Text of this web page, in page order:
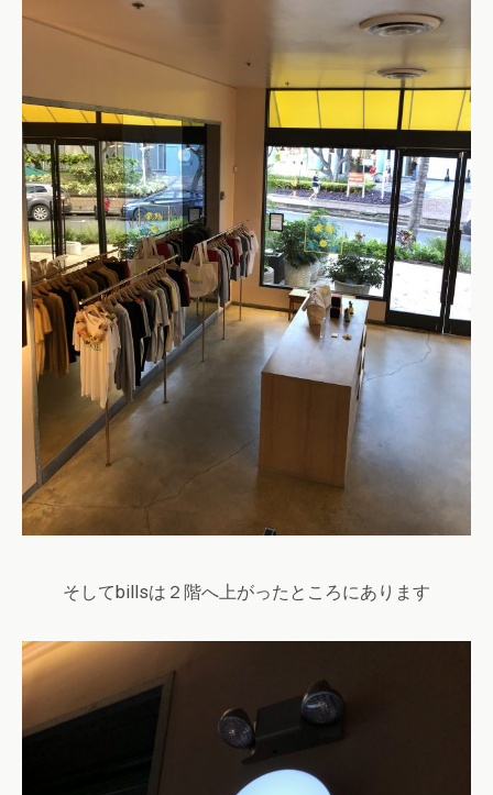
そしてbillsは２階へ上がったところにあります